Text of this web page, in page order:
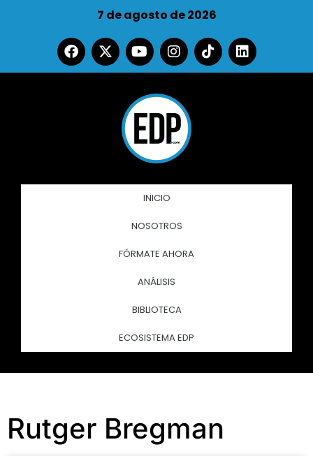
7 de agosto de 2026
INICIO
NOSOTROS
FÓRMATE AHORA
ANÁLISIS
BIBLIOTECA
ECOSISTEMA EDP
Rutger Bregman